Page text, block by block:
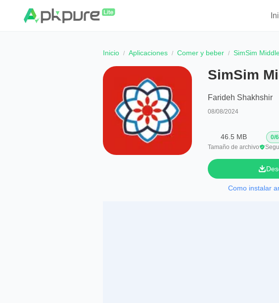
Inicio Aplicaciones Comer y beber SimSim
SimSim
Farideh Shakhshir
08/08/2024
46.5 MB
Tamaño de archivo
0/
Como instalar